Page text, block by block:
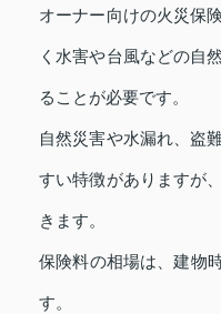
オーナー向けの火災保
く水害や台風などの自
ることが必要です。
自然災害や水漏れ、盗
すい特徴がありますが
きます。
保険料の相場は、建物
す。